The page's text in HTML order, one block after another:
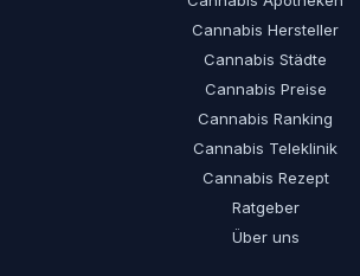
Cannabis Hersteller
Cannabis Städte
Cannabis Preise
Cannabis Ranking
Cannabis Teleklinik
Cannabis Rezept
Ratgeber
Über uns